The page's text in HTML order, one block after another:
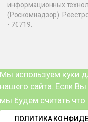
информационных
(Роскомнадзор).
- 76719.
Мы используем куки
нашего сайта. Если
мы будем считать что
ПОЛИТИКА